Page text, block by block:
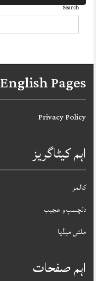
Search
English Pages
Privacy Policy
اہم کیٹاگریز
کالمز
دلچسپ و عجیب
ملٹی میڈیا
اہم صفحات